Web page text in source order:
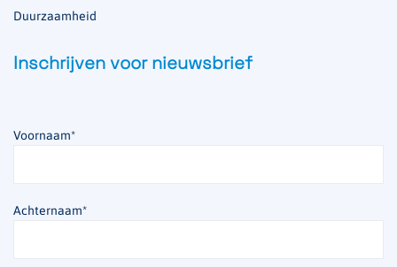
Duurzaamheid
Inschrijven voor nieuwsbrief
Voornaam*
Achternaam*